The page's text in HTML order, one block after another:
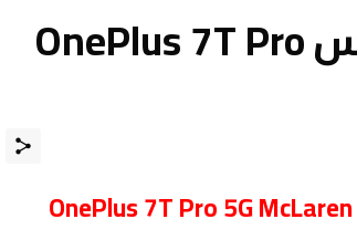
مواصفات و مميزات ون بلس OnePlus 7T Pro